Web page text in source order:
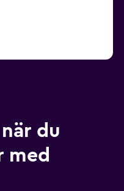
du
med